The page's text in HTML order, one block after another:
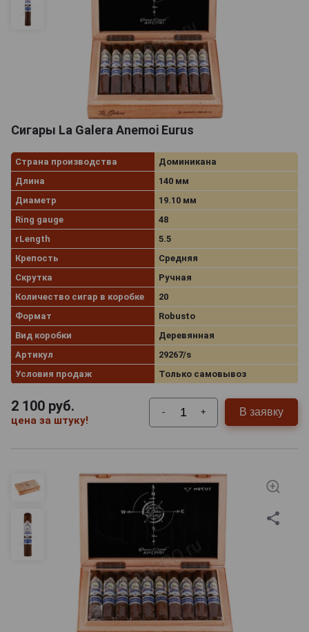
Сигары La Galera Anemoi Eurus
Страна производства
Доминикана
Длина
140 мм
Диаметр
19.10 мм
Ring gauge
48
rLength
5.5
Крепость
Средняя
Скрутка
Ручная
Количество сигар в коробке
20
Формат
Robusto
Вид коробки
Деревянная
Артикул
29267/s
Условия продаж
Только самовывоз
2 100 руб.
цена за штуку!
- + В заявку